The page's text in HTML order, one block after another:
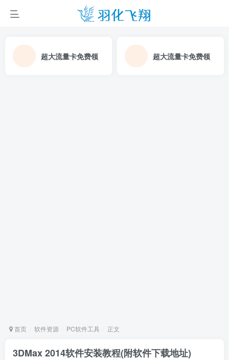
超大流量卡免费领 超大流量卡免费领
首页 软件资源 PC软件工具 正文
​3DMax 2014软件安装教程(附软件下载地址)